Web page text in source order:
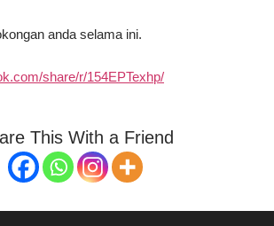
anda selama ini.
share/r/154EPTexhp/
This With a Friend